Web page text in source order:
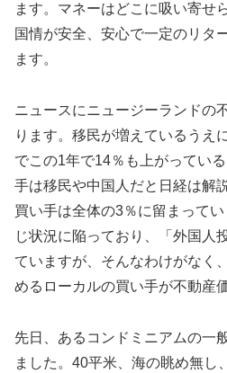
ます。マネーはどこに吸い寄せ
国情が安全、安心で一定のリタ
ます。
ニュースにニュージーランドの
ります。移民が増えているうえ
でこの1年で14％も上がってい
手は移民や中国人だと日経は解
買い手は全体の3％に留まって
じ状況に陥っており、「外国人
ていますが、そんなわけがなく
めるローカルの買い手が不動産
先日、あるコンドミニアムの一
ました。40平米、海の眺め無し